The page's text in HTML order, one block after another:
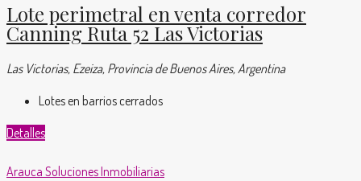
Lote perimetral en venta corredor
Canning Ruta 52 Las Victorias
Las Victorias, Ezeiza, Provincia de Buenos Aires, Argentina
Lotes en barrios cerrados
Detalles
Arauca Soluciones Inmobiliarias